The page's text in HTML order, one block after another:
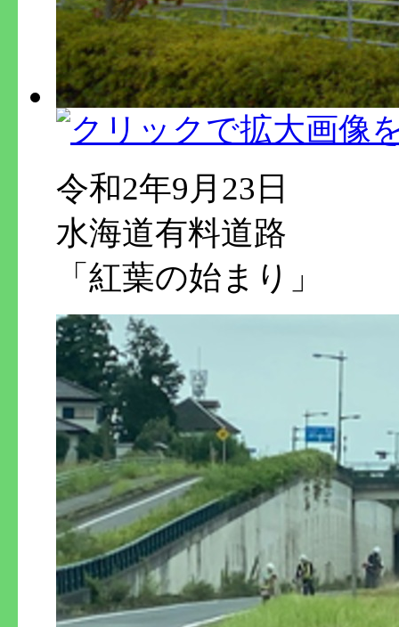
令和2年9月23日
水海道有料道路
「紅葉の始まり」